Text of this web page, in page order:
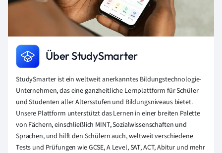
Über StudySmarter
StudySmarter ist ein weltweit anerkanntes Bildungstechnologie-
Unternehmen, das eine ganzheitliche Lernplattform für Schüler
und Studenten aller Altersstufen und Bildungsniveaus bietet.
Unsere Plattform unterstützt das Lernen in einer breiten Palette
von Fächern, einschließlich MINT, Sozialwissenschaften und
Sprachen, und hilft den Schülern auch, weltweit verschiedene
Tests und Prüfungen wie GCSE, A Level, SAT, ACT, Abitur und mehr